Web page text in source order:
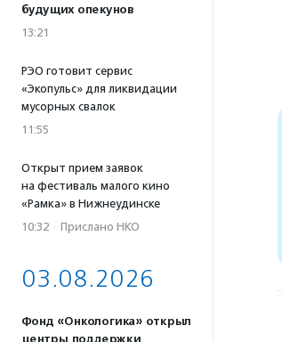
будущих опекунов
13:21
РЭО готовит сервис
«Экопульс» для ликвидации
мусорных свалок
11:55
Открыт прием заявок
на фестиваль малого кино
«Рамка» в Нижнеудинске
10:32 · Прислано НКО
03.08.2026
Фонд «Онкологика» открыл